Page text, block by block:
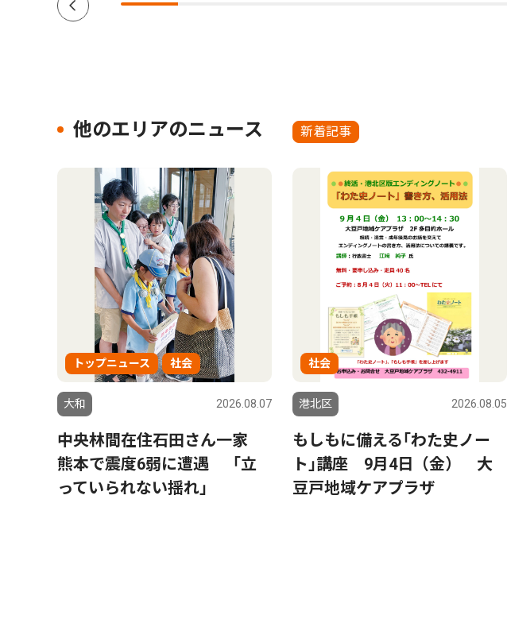
他のエリアのニュース 新着記事
トップニュース 社会
大和 2026.08.07
中央林間在住石田さん一家
熊本で震度6弱に遭遇 「立
っていられない揺れ」
社会
港北区 2026.08.05
もしもに備える｢わた史ノー
ト｣講座 9月4日（金） 大
豆戸地域ケアプラザ